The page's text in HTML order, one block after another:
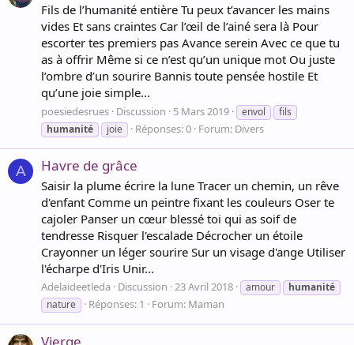
Fils de l’humanité entière Tu peux t’avancer les mains
vides Et sans craintes Car l’œil de l’ainé sera là Pour
escorter tes premiers pas Avance serein Avec ce que tu
as à offrir Même si ce n’est qu’un unique mot Ou juste
l’ombre d’un sourire Bannis toute pensée hostile Et
qu’une joie simple...
poesiedesrues Discussion 5 Mars 2019 envol
fils
humanité
joie Réponses: 0 Forum: Divers
A Havre de grâce
Saisir la plume écrire la lune Tracer un chemin, un rêve
d'enfant Comme un peintre fixant les couleurs Oser te
cajoler Panser un cœur blessé toi qui as soif de
tendresse Risquer l'escalade Décrocher un étoile
Crayonner un léger sourire Sur un visage d'ange Utiliser
l'écharpe d'Iris Unir...
Adelaideetleda Discussion 23 Avril 2018 amour
humanité
nature
Réponses: 1 Forum: Maman
Vierge